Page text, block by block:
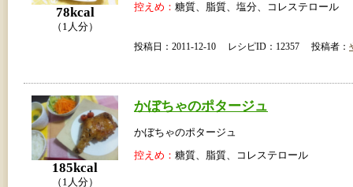
78kcal
（1人分）
控えめ： 糖質、脂質、塩分、コレステロール
投稿日：2011-12-10 レシピID：12357 投稿者：
185kcal
（1人分）
かぼちゃのポタージュ
かぼちゃのポタージュ
控えめ： 糖質、脂質、コレステロール